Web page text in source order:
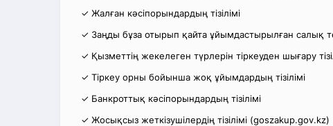
✓ Жалған кәсіпорындардың тізілімі
✓ Заңды бұза отырып қайта ұйымдастырылған салық
✓ Қызметтің жекелеген түрлерін тіркеуден шығару
✓ Тіркеу орны бойынша жоқ ұйымдардың тізілімі
✓ Банкроттық кәсіпорындардың тізілімі
✓ Жосықсыз жеткізушілердің тізілімі (goszakup.gov.kz)